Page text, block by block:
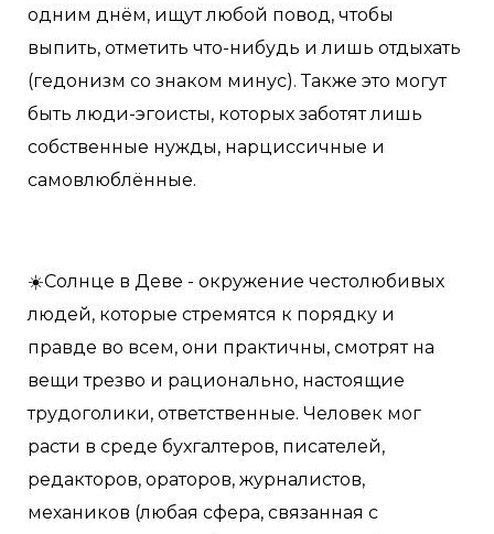
одним днём, ищут любой повод, чтобы
выпить, отметить что-нибудь и лишь отдыхать
(гедонизм со знаком минус). Также это могут
быть люди-эгоисты, которых заботят лишь
собственные нужды, нарциссичные и
самовлюблённые.
☀️Солнце в Деве - окружение честолюбивых
людей, которые стремятся к порядку и
правде во всем, они практичны, смотрят на
вещи трезво и рационально, настоящие
трудоголики, ответственные. Человек мог
расти в среде бухгалтеров, писателей,
редакторов, ораторов, журналистов,
механиков (любая сфера, связанная с